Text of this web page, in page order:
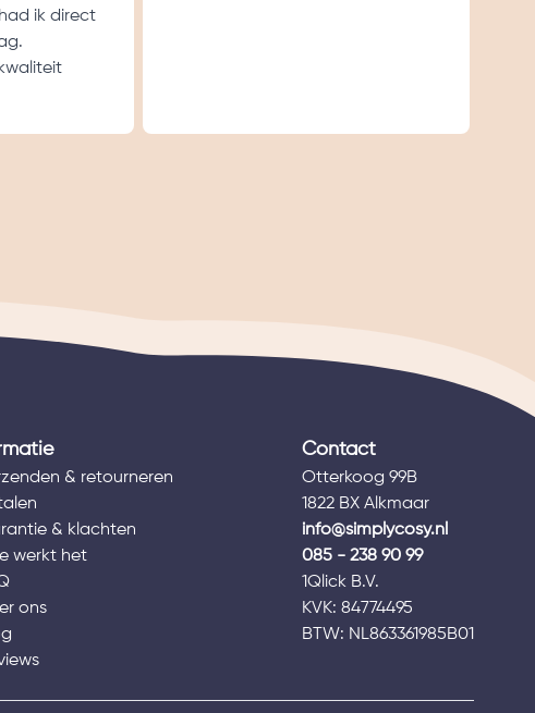
ik direct
& retourneren
& klachten
werkt het
ons
Contact
Otterkoog 99B
1822 BX Alkmaar
info@simplycosy.nl
085 - 238 90 99
1Qlick B.V.
KVK: 84774495
BTW: NL863361985B01